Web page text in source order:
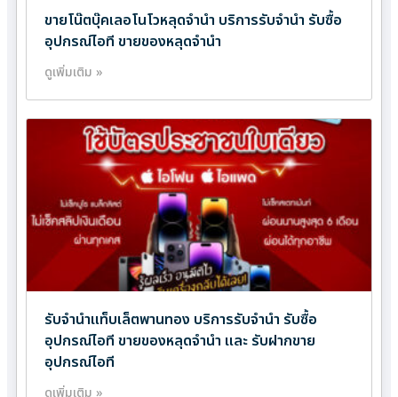
ขายโน๊ตบุ๊คเลอโนโวหลุดจำนำ บริการรับจำนำ รับซื้อ
อุปกรณ์ไอที ขายของหลุดจำนำ
ดูเพิ่มเติม »
รับจำนำแท็บเล็ตพานทอง บริการรับจำนำ รับซื้อ
อุปกรณ์ไอที ขายของหลุดจำนำ และ รับฝากขาย
อุปกรณ์ไอที